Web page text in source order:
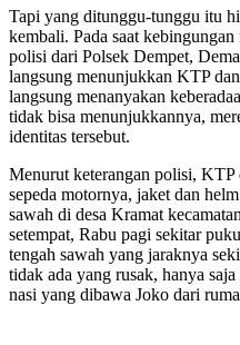
Tapi yang ditunggu-tunggu itu
kembali. Pada saat
polisi dari Polsek Dempet,
langsung menunjukkan KTP
langsung menanyakan
tidak bisa menunjukkannya,
identitas tersebut.
Menurut keterangan polisi,
sepeda motornya, jaket dan
sawah di desa Kramat
setempat, Rabu pagi sekitar
tengah sawah yang jaraknya
tidak ada yang rusak, hanya
nasi yang dibawa Joko dari